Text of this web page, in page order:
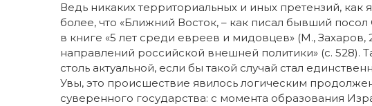
Ведь никаких территориальных и иных претензий,
более, что «Ближний Восток, – как писал бывший
в книге «5 лет среди евреев и мидовцев» (М., Захаров,
направлений российской внешней политики» (с.
столь актуальной, если бы такой случай стал
Увы, это происшествие явилось логическим
суверенного государства: с момента образования